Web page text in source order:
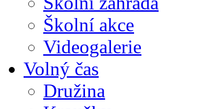
Školní akce
Videogalerie
Volný čas
Družina